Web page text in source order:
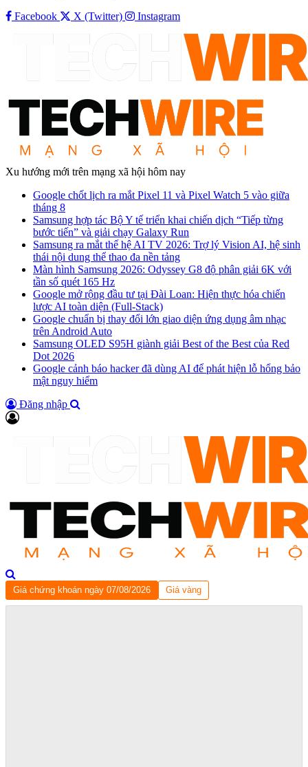
Facebook X (Twitter) Instagram
Xu hướng mới trên mạng xã hội hôm nay
Google chốt lịch ra mắt Pixel 11 và Pixel Watch 5 vào giữa
tháng 8
Samsung hợp tác Bộ Y tế triển khai chiến dịch “Tiếp từng
bước tiến” và giải chạy Galaxy Run
Samsung ra mắt thế hệ AI TV 2026: Trợ lý Vision AI, hệ sinh
thái nội dung thể thao đa nền tảng
Màn hình Samsung 2026: Odyssey G8 độ phân giải 6K với
tần số quét 165 Hz
Google mở rộng đầu tư tại Đài Loan: Hiện thực hóa chiến
lược AI toàn diện (Full-Stack)
Google chuẩn bị thay đổi lớn giao diện ứng dụng âm nhạc
trên Android Auto
Samsung OLED S95H giành giải Best of the Best của Red
Dot 2026
Google cảnh báo hacker đã dùng AI để phát hiện lỗ hổng bảo
mật nguy hiểm
Đăng nhập
Giá chứng khoán ngày 07/08/2026 Giá vàng